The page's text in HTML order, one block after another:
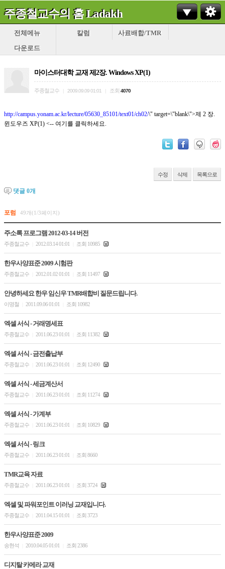
주종철교수의 홈 Ladakh
전체메뉴 칼럼
사료배합/TMR
다운로드
마이스터대학 교재 제2장. Windows XP(1)
주종철교수 2009.09.09 01:01 조회 4070
http://campus.yonam.ac.kr/lecture/05630_85101/text01/ch02/\" target=\"blank\">제 2 장.
윈도우즈 XP(1) <-- 여기를 클릭하세요.
수정 삭제 목록으로
댓글 0개
포럼 49개(1/3페이지)
주소록 프로그램 2012-03-14 버전
주종철교수 2012.03.14 01:01 조회 10985
한우사양표준 2009 시험판
주종철교수 2012.01.02 01:01 조회 11497
안녕하세요 한우 임신우 TMR배합비 질문드립니다.
이명철 2011.09.06 01:01 조회 10982
엑셀 서식 - 거래명세표
주종철교수 2011.06.23 01:01 조회 11382
엑셀 서식 - 금전출납부
주종철교수 2011.06.23 01:01 조회 12490
엑셀 서식 - 세금계산서
주종철교수 2011.06.23 01:01 조회 11274
엑셀 서식 - 가계부
주종철교수 2011.06.23 01:01 조회 10829
엑셀 서식 - 링크
주종철교수 2011.06.23 01:01 조회 8660
TMR교육 자료
주종철교수 2011.06.23 01:01 조회 3724
엑셀 및 파워포인트 이러닝 교재입니다.
주종철교수 2011.04.15 01:01 조회 3723
한우사양표준 2009
송현석 2010.04.05 01:01 조회 2386
디지탈 카메라 교재